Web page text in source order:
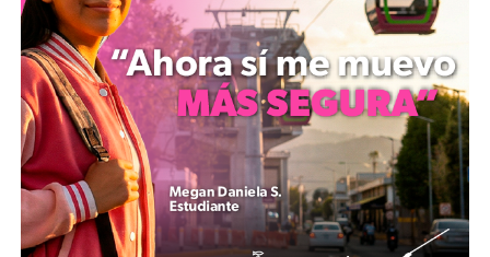
productores locales, un área de juegos mecánicos y una
cartelera de conciertos musicales programados en el
Palacio del Arte.